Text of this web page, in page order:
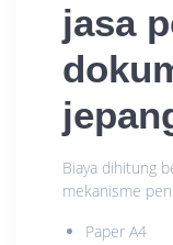
jasa
Biaya dihitung
mekanisme
Paper A4